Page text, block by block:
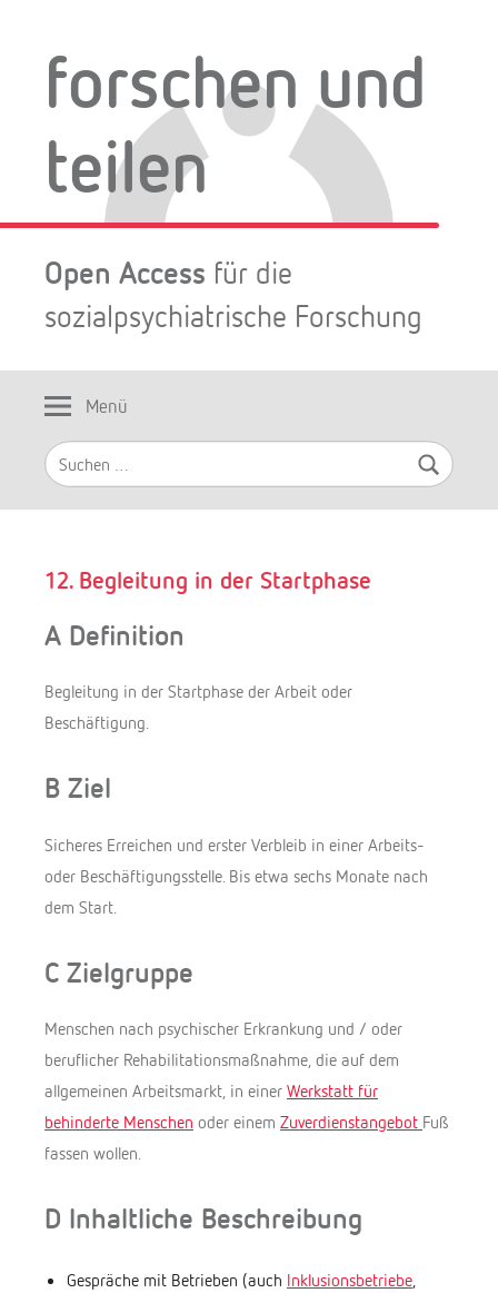
springenforschen und
teilen
Open Access für die
sozialpsychiatrische Forschung
Menü
Suchen
nach:
12. Begleitung in der Startphase
A Definition
Begleitung in der Startphase der Arbeit oder
Beschäftigung.
B Ziel
Sicheres Erreichen und erster Verbleib in einer Arbeits-
oder Beschäftigungsstelle. Bis etwa sechs Monate nach
dem Start.
C Zielgruppe
Menschen nach psychischer Erkrankung und / oder
beruflicher Rehabilitationsmaßnahme, die auf dem
allgemeinen Arbeitsmarkt, in einer Werkstatt für
behinderte Menschen oder einem Zuverdienstangebot Fuß
fassen wollen.
D Inhaltliche Beschreibung
Gespräche mit Betrieben (auch Inklusionsbetriebe,